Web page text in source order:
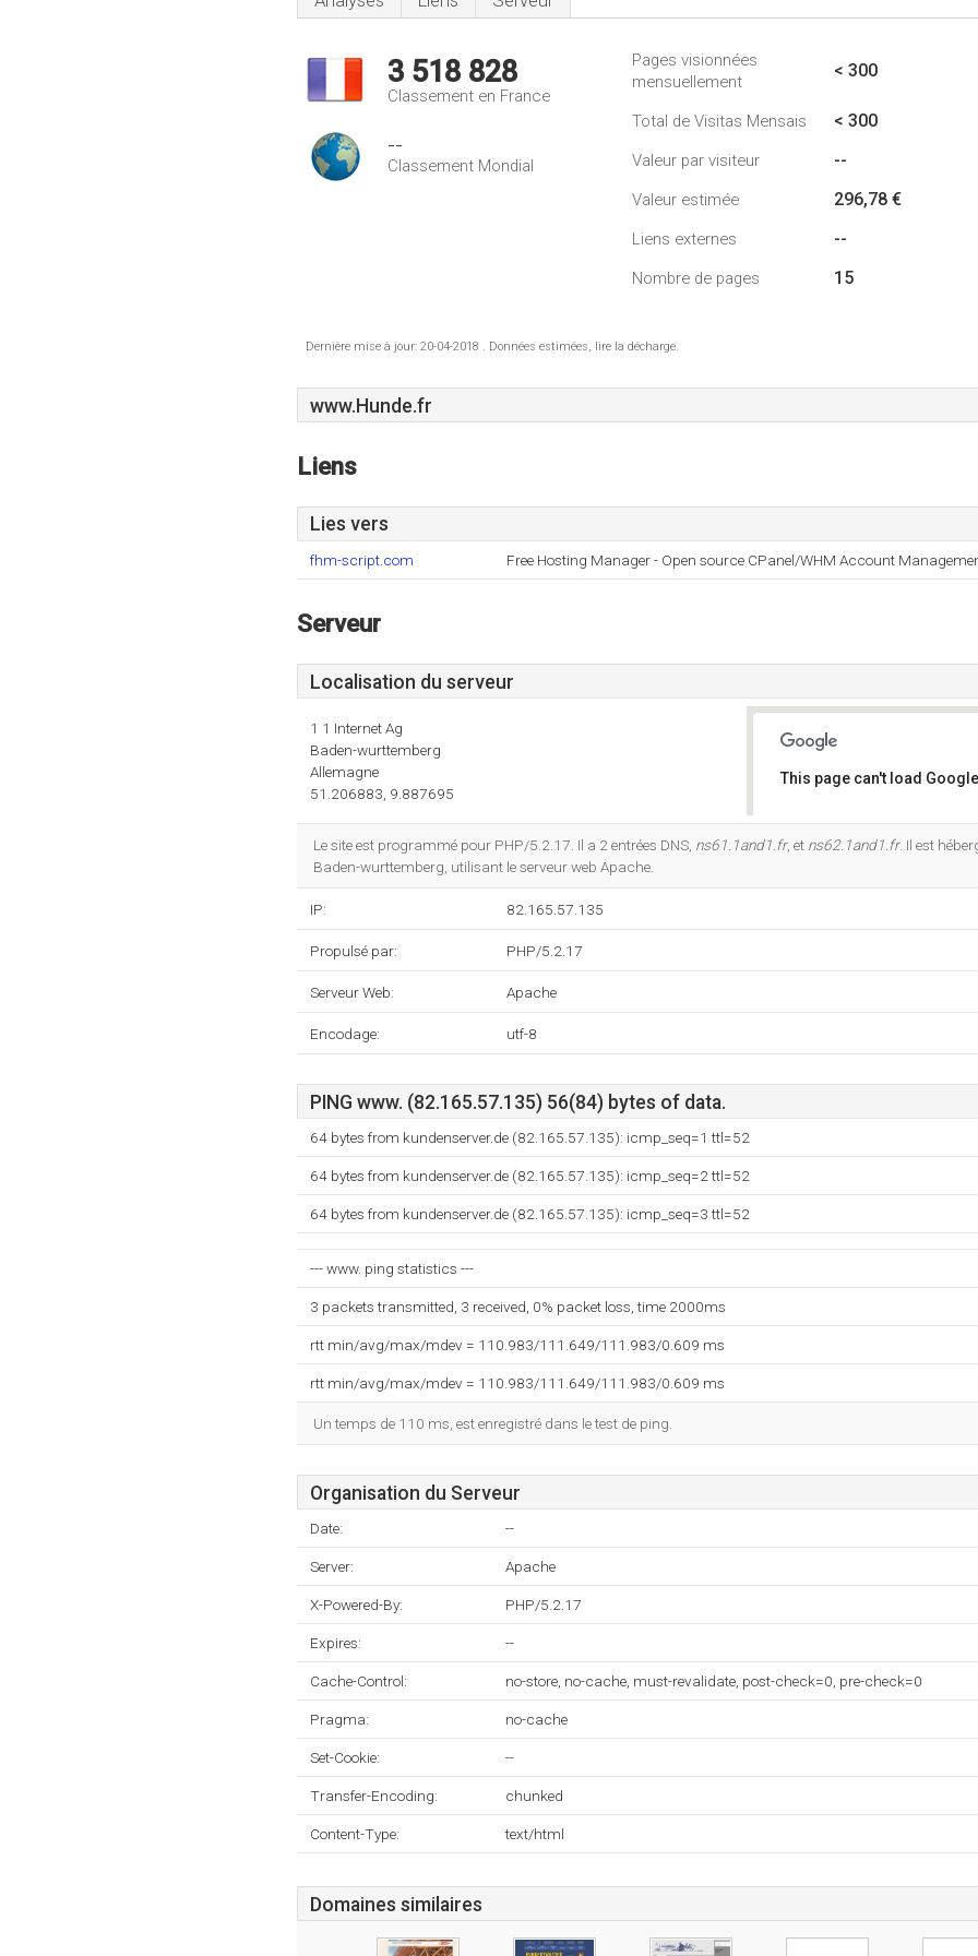
3 518 828
Classement en France
--
Classement Mondial
Pages visionnées
mensuellement
< 300
Total de Visitas Mensais < 300
Valeur par visiteur --
Valeur estimée 296,78 €
Liens externes --
Nombre de pages 15
Dernière mise à jour: 20-04-2018 . Données estimées, lire la décharge.
www.Hunde.fr
Liens
Lies vers
fhm-script.com Free Hosting Manager - Open source CPanel/WHM Account
Serveur
Localisation du serveur
1 1 Internet Ag
Baden-wurttemberg
Allemagne
51.206883, 9.887695
This page can't load
Do you own this website?
Le site est programmé pour PHP/5.2.17. Il a 2 entrées DNS, ns61.1and1.fr, et ns62.1and1.fr. Il est
Baden-wurttemberg, utilisant le serveur web Apache.
IP: 82.165.57.135
Propulsé par: PHP/5.2.17
Serveur Web: Apache
Encodage: utf-8
PING www. (82.165.57.135) 56(84) bytes of data.
64 bytes from kundenserver.de (82.165.57.135): icmp_seq=1 ttl=52
64 bytes from kundenserver.de (82.165.57.135): icmp_seq=2 ttl=52
64 bytes from kundenserver.de (82.165.57.135): icmp_seq=3 ttl=52
--- www. ping statistics ---
3 packets transmitted, 3 received, 0% packet loss, time 2000ms
rtt min/avg/max/mdev = 110.983/111.649/111.983/0.609 ms
rtt min/avg/max/mdev = 110.983/111.649/111.983/0.609 ms
Un temps de 110 ms, est enregistré dans le test de ping.
Organisation du Serveur
Date: --
Server: Apache
X-Powered-By: PHP/5.2.17
Expires: --
Cache-Control: no-store, no-cache, must-revalidate, post-check=0, pre-check=0
Pragma: no-cache
Set-Cookie: --
Transfer-Encoding: chunked
Content-Type: text/html
Domaines similaires